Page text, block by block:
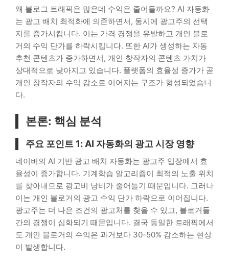
왜 블로그 트래픽은 많은데 수익은 줄어들까요? AI 자동화
는 광고 배치 최적화에 의존하면서, 동시에 광고주의 선택
지를 증가시킵니다. 이는 가격 경쟁을 유발하고 개인 블로
거의 수익 단가를 하락시킵니다. 또한 AI가 생성하는 자동
추천 콘텐츠가 증가하면서, 개인 창작자의 콘텐츠 가치가
상대적으로 낮아지고 있습니다. 플랫폼의 효율성 증가가 곧
개인 창작자의 수익 감소로 이어지는 구조가 형성되었습니
다.
본론: 핵심 분석
주요 포인트 1: AI 자동화의 광고 시장 영향
네이버의 AI 기반 광고 배치 자동화는 광고주 입장에서 효
율성이 증가합니다. 기계학습 알고리즘이 최적의 노출 위치
를 찾아내므로 광고비 낭비가 줄어들기 때문입니다. 그러나
이는 개인 블로거의 광고 수익 단가 하락으로 이어집니다.
광고주는 더 나은 조건의 광고처를 찾을 수 있고, 블로거들
간의 경쟁이 심화되기 때문입니다. 결국 동일한 트래픽에서
도 개인 블로거의 수익은 과거보다 30-50% 감소하는 현상
이 발생합니다.